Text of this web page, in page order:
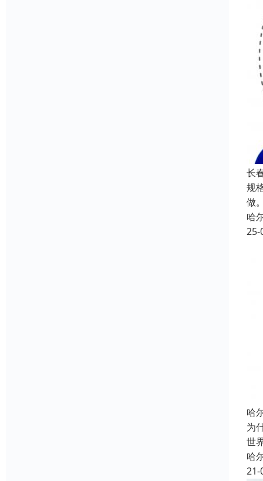
长
规
做
哈
25-
哈
为
世
哈
21-